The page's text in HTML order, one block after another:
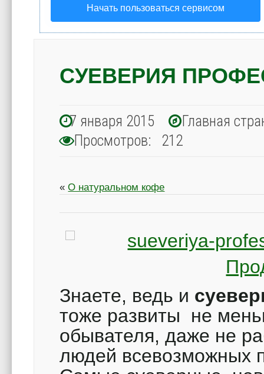
Начать пользоваться сервисом
СУЕВЕРИЯ
7 января 2015
Главная
Просмотров: 212
«О натуральном кофе
Знаете, ведь и
тоже развиты не
обывателя, даже не
людей всевозможных